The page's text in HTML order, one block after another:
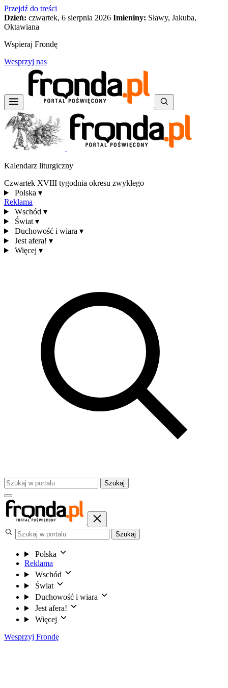
Przejdź do treści
Dzień: czwartek, 6 sierpnia 2026 Imieniny: Sławy, Jakuba,
Oktawiana
Wspieraj Frondę
Wesprzyj nas
Kalendarz liturgiczny
Czwartek XVIII tygodnia okresu zwykłego
Polska ▾
Reklama
Wschód ▾
Świat ▾
Duchowość i wiara ▾
Jest afera! ▾
Więcej ▾
Szukaj
Szukaj
Polska
Reklama
Wschód
Świat
Duchowość i wiara
Jest afera!
Więcej
Wesprzyj Frondę